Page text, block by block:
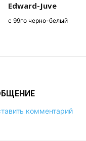
Edward-Juve
c 99го черно-белый
комментарий